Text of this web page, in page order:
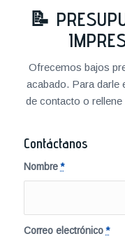
📝
Ofrecemos bajos
acabado. Para darle
de contacto o
Contáctanos
Nombre*
Correo electrónico*